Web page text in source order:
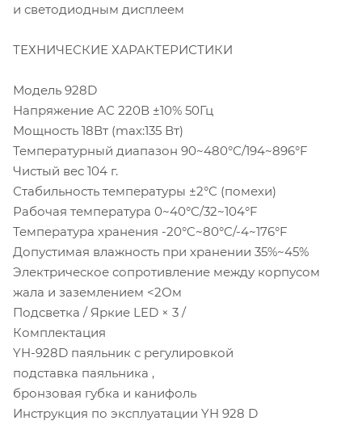
и светодиодным дисплеем
ТЕХНИЧЕСКИЕ ХАРАКТЕРИСТИКИ
Модель 928D
Напряжение АС 220В ±10% 50Гц
Мощность 18Вт (max:135 Вт)
Температурный диапазон 90~480°С/194~896°F
Чистый вес 104 г.
Стабильность температуры ±2°С (помехи)
Рабочая температура 0~40°С/32~104°F
Температура хранения -20°C~80°C/-4~176°F
Допустимая влажность при хранении 35%~45%
Электрическое сопротивление между корпусом
жала и заземлением <2Ом
Подсветка / Яркие LED × 3 /
Комплектация
YH-928D паяльник с регулировкой
подставка паяльника ,
бронзовая губка и канифоль
Инструкция по эксплуатации YH 928 D